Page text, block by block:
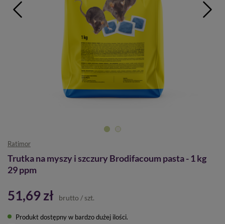
Ratimor
Trutka na myszy i szczury Brodifacoum pasta - 1 kg
29 ppm
51,69 zł brutto / szt.
Produkt dostępny w bardzo dużej ilości